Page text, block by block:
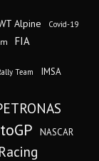
Alpine Covid-19
FIA
Team IMSA
NASCAR